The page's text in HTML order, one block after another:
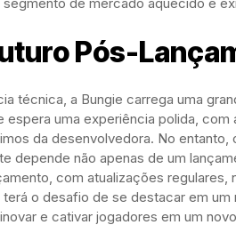
Pós-
técnica, a Bungie carrega uma
uma experiência polida, com
da desenvolvedora. No
depende não apenas de um
com atualizações regulares,
o desafio de se destacar em um
e cativar jogadores em um